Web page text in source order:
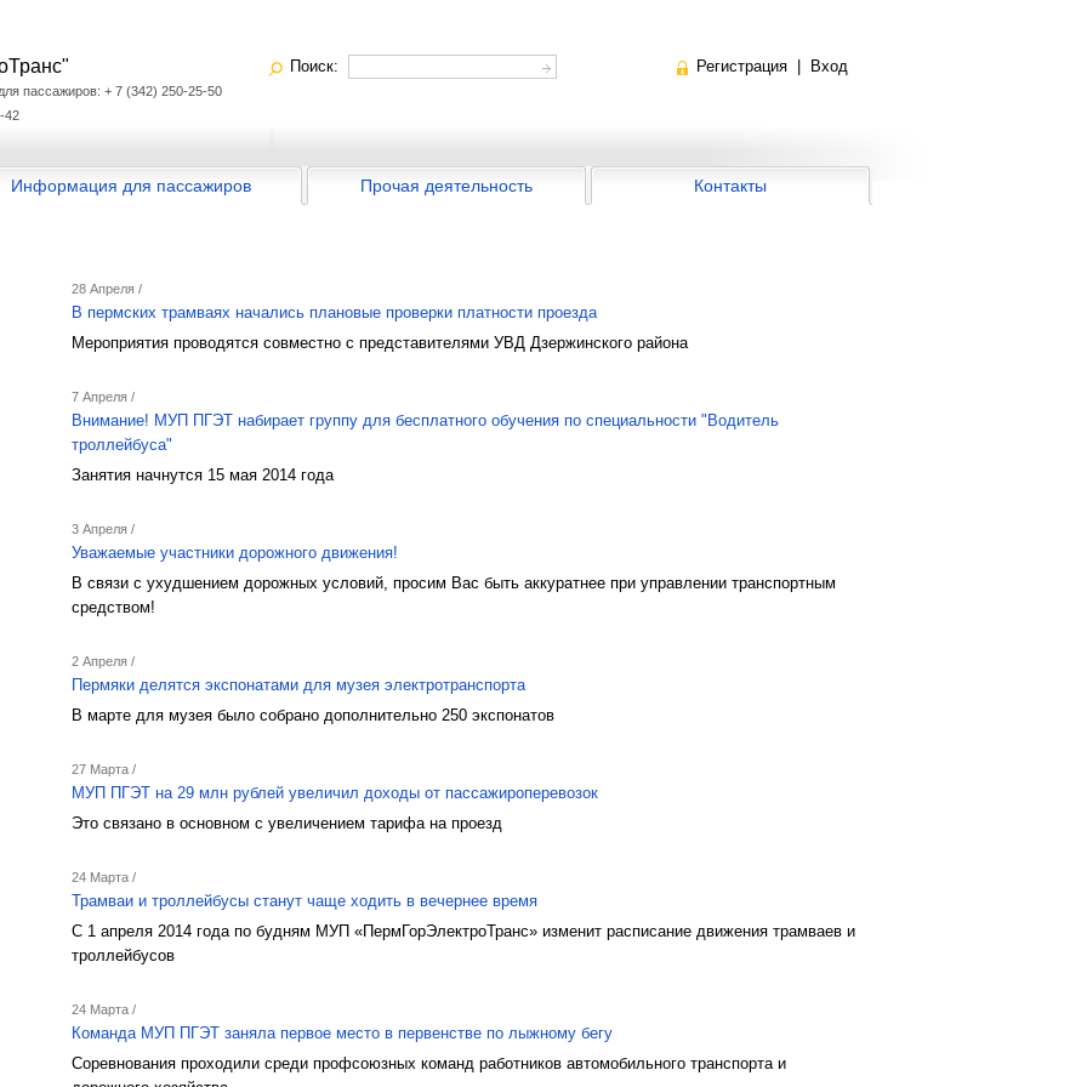
пассажиров: + 7 (342) 250-25-50
42
Поиск: Регистрация Вход
Информация для пассажиров Прочая деятельность Контакты
28 Апреля /
В пермских трамваях начались плановые проверки платности проезда
Мероприятия проводятся совместно с представителями УВД Дзержинского района
7 Апреля /
Внимание! МУП ПГЭТ набирает группу для бесплатного обучения по специальности "Водитель
троллейбуса"
Занятия начнутся 15 мая 2014 года
3 Апреля /
Уважаемые участники дорожного движения!
В связи с ухудшением дорожных условий, просим Вас быть аккуратнее при управлении транспортным
средством!
2 Апреля /
Пермяки делятся экспонатами для музея электротранспорта
В марте для музея было собрано дополнительно 250 экспонатов
27 Марта /
МУП ПГЭТ на 29 млн рублей увеличил доходы от пассажироперевозок
Это связано в основном с увеличением тарифа на проезд
24 Марта /
Трамваи и троллейбусы станут чаще ходить в вечернее время
С 1 апреля 2014 года по будням МУП «ПермГорЭлектроТранс» изменит расписание движения трамваев и
троллейбусов
24 Марта /
Команда МУП ПГЭТ заняла первое место в первенстве по лыжному бегу
Соревнования проходили среди профсоюзных команд работников автомобильного транспорта и